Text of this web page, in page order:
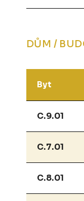
DŮM /
Byt
C.9.01
C.7.01
C.8.01